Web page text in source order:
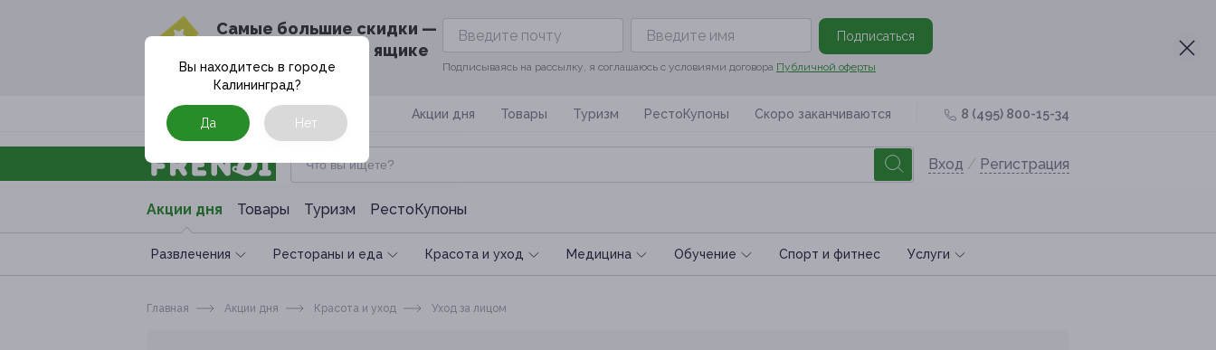
Cамые большие скидки —
в твоём почтовом ящике
Подписаться
Подписываясь на рассылку, я соглашаюсь с условиями договора Публичной оферты
Москва Акции дня Товары Туризм РестоКупоны Скоро заканчиваются 8 (495) 800-15-34
Вход / Регистрация
Акции дня Товары Туризм РестоКупоны
Развлечения Рестораны и еда Красота и уход Медицина Обучение Спoрт и фитнес Услуги
Вы находитесь в городе
Калининград?
Да Нет
Главная Акции дня Красота и уход Уход за лицом